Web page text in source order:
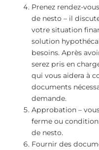
Prenez rendez-
de nesto – il
votre situation
solution
besoins. Après
serez pris en
qui vous aidera à
documents
demande.
Approbation –
ferme ou
de nesto.
Fournir des